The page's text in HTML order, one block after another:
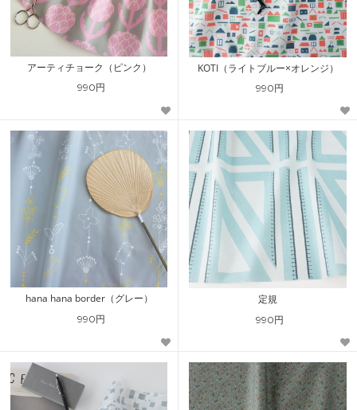
アーティチョーク（ピンク）
990円
KOTI（ライトブルー×オレンジ）
990円
hana hana border（グレー）
990円
定規
990円